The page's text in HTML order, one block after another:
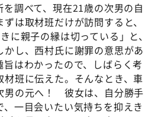
調べて、現在21歳の次男の自
は取材班だけが訪問すると、
に親子の縁は切っている」と、
し、西村氏に謝罪の意思があ
はわかったので、しばらく考
材班に伝えた。そんなとき、車
男の元へ！ 彼女は、自分勝手
一目会いたい気持ちを抑えき